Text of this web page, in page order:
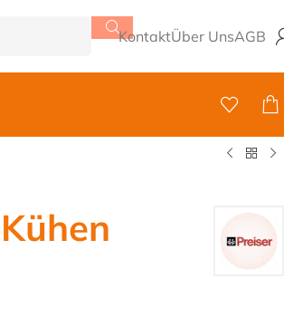
KontaktÜber UnsAGB